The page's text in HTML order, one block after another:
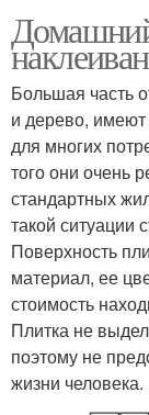
Большая часть
и дерево,
для многих
того они очень
стандартных
такой ситуации
Поверхность
материал, ее
стоимость
Плитка не
поэтому не
жизни человека.